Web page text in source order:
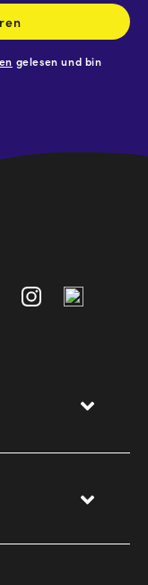
gelesen und bin